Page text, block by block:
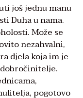
još jednu manu
Duha u nama.
Može se
nezahvalni,
djela koja im je
pogotovo